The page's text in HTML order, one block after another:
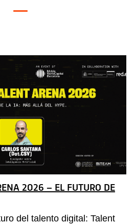
2026 – EL FUTURO DE
del talento digital: Talent